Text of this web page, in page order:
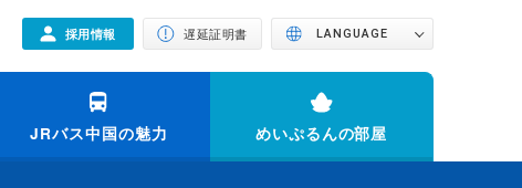
採用情報 遅延証明書 LANGUAGE
JRバス中国の魅力 めいぷるんの部屋